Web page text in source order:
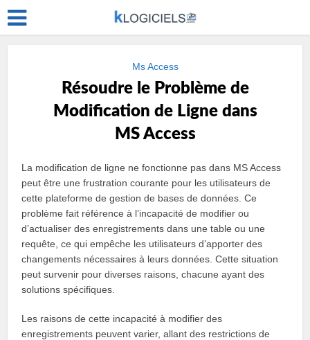
Ms Access
Résoudre le Problème de
Modification de Ligne dans
MS Access
La modification de ligne ne fonctionne pas dans MS Access
peut être une frustration courante pour les utilisateurs de
cette plateforme de gestion de bases de données. Ce
problème fait référence à l’incapacité de modifier ou
d’actualiser des enregistrements dans une table ou une
requête, ce qui empêche les utilisateurs d’apporter des
changements nécessaires à leurs données. Cette situation
peut survenir pour diverses raisons, chacune ayant des
solutions spécifiques.
Les raisons de cette incapacité à modifier des
enregistrements peuvent varier, allant des restrictions de